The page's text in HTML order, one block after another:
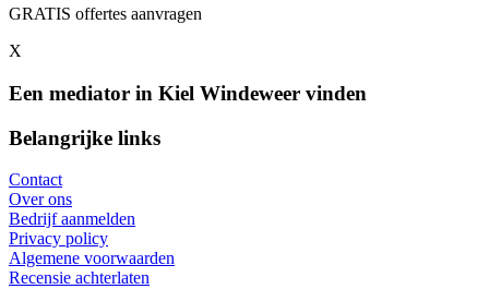
GRATIS offertes aanvragen
X
Een mediator in Kiel Windeweer vinden
Belangrijke links
Contact
Over ons
Bedrijf aanmelden
Privacy policy
Algemene voorwaarden
Recensie achterlaten